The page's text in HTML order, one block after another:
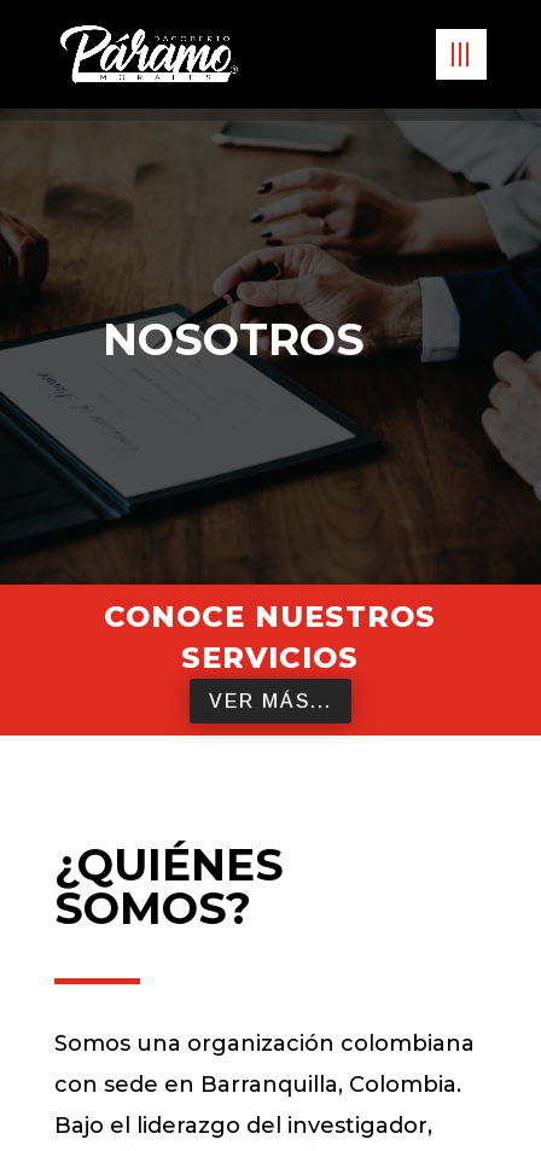
NOSOTROS
CONOCE NUESTROS
SERVICIOS
VER MÁS...
¿QUIÉNES
SOMOS?
Somos una organización colombiana
con sede en Barranquilla, Colombia.
Bajo el liderazgo del investigador,